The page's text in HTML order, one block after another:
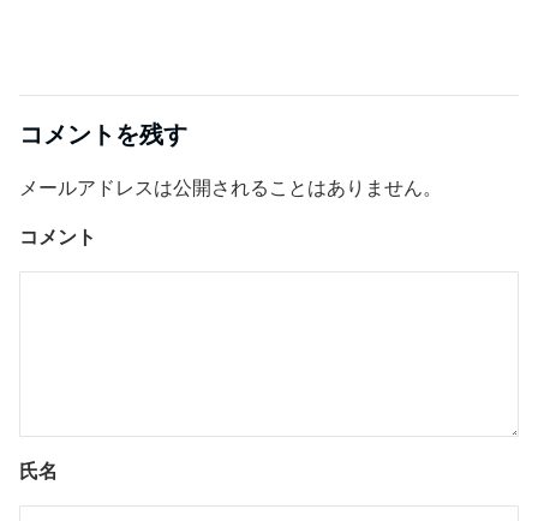
コメントを残す
メールアドレスは公開されることはありません。
コメント
氏名